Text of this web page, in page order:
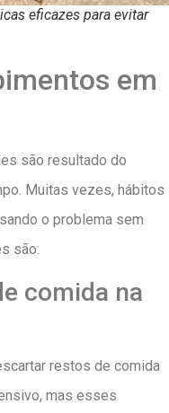
eficazes para evitar
em
são resultado do
Muitas vezes, hábitos
o problema sem
são:
comida na
restos de comida
mas esses